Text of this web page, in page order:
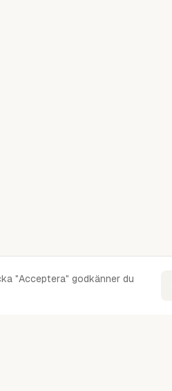
"Acceptera" godkänner du